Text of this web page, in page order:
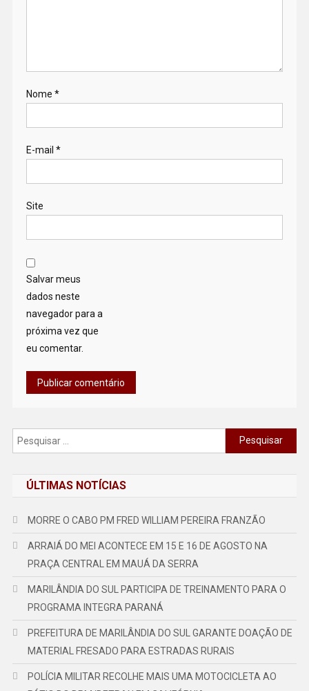
Nome *
E-mail *
Site
Salvar meus
dados neste
navegador para a
próxima vez que
eu comentar.
Pesquisar
por:
ÚLTIMAS NOTÍCIAS
MORRE O CABO PM FRED WILLIAM PEREIRA FRANZÃO
ARRAIÁ DO MEI ACONTECE EM 15 E 16 DE AGOSTO NA
PRAÇA CENTRAL EM MAUÁ DA SERRA
MARILÂNDIA DO SUL PARTICIPA DE TREINAMENTO PARA O
PROGRAMA INTEGRA PARANÁ
PREFEITURA DE MARILÂNDIA DO SUL GARANTE DOAÇÃO DE
MATERIAL FRESADO PARA ESTRADAS RURAIS
POLÍCIA MILITAR RECOLHE MAIS UMA MOTOCICLETA AO